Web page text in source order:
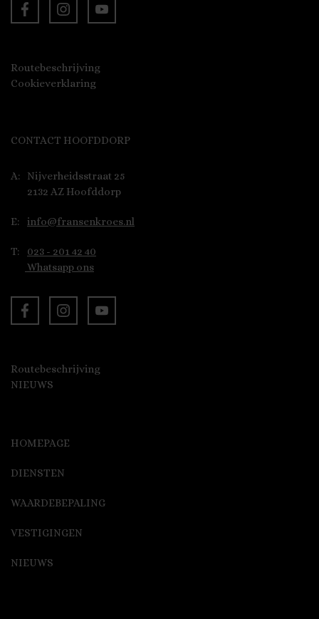
HOMEPAGE
DIENSTEN
WAARDEBEPALING
VESTIGINGEN
NIEUWS
Routebeschrijving
Cookieverklaring
CONTACT HOOFDDORP
A:
Nijverheidsstraat 25
2132 AZ Hoofddorp
E: info@fransenkroes.nl
T:
023 - 201 42 40
Whatsapp ons
Routebeschrijving
NIEUWS